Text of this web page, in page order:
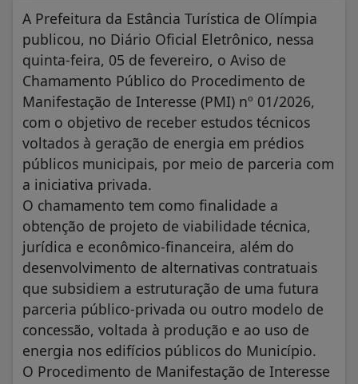
A Prefeitura da Estância Turística de Olímpia
publicou, no Diário Oficial Eletrônico, nessa
quinta-feira, 05 de fevereiro, o Aviso de
Chamamento Público do Procedimento de
Manifestação de Interesse (PMI) nº 01/2026,
com o objetivo de receber estudos técnicos
voltados à geração de energia em prédios
públicos municipais, por meio de parceria com
a iniciativa privada.
O chamamento tem como finalidade a
obtenção de projeto de viabilidade técnica,
jurídica e econômico-financeira, além do
desenvolvimento de alternativas contratuais
que subsidiem a estruturação de uma futura
parceria público-privada ou outro modelo de
concessão, voltada à produção e ao uso de
energia nos edifícios públicos do Município.
O Procedimento de Manifestação de Interesse